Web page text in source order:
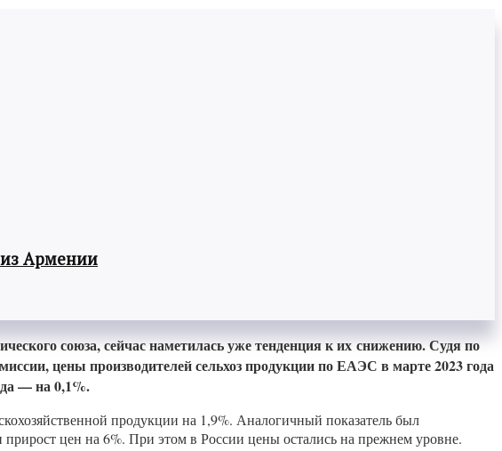
из Армении
союза, сейчас наметилась уже тенденция к их снижению. Судя по
цены производителей сельхоз продукции по ЕАЭС в марте 2023 года
— на 0,1%.
продукции на 1,9%. Аналогичный показатель был
цен на 6%. При этом в России цены остались на прежнем уровне.